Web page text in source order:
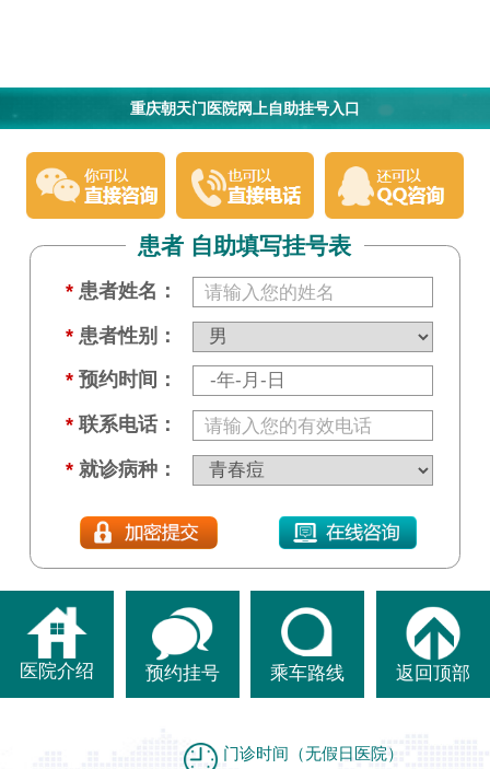
重庆朝天门医院网上自助挂号入口
患者 自助填写挂号表
* 患者姓名：
* 患者性别：
* 预约时间：
* 联系电话：
* 就诊病种：
医院介绍 预约挂号 乘车路线 返回顶部
门诊时间（无假日医院）